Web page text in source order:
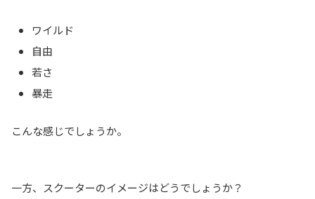
ワイルド
自由
若さ
暴走
こんな感じでしょうか。
一方、スクーターのイメージはどうでしょうか？